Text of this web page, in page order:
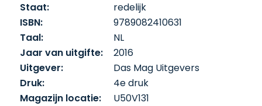
Staat:
redelijk
ISBN:
9789082410631
Taal:
NL
Jaar van uitgifte:
2016
Uitgever:
Das Mag Uitgevers
Druk:
4e druk
Magazijn locatie:
U50V131